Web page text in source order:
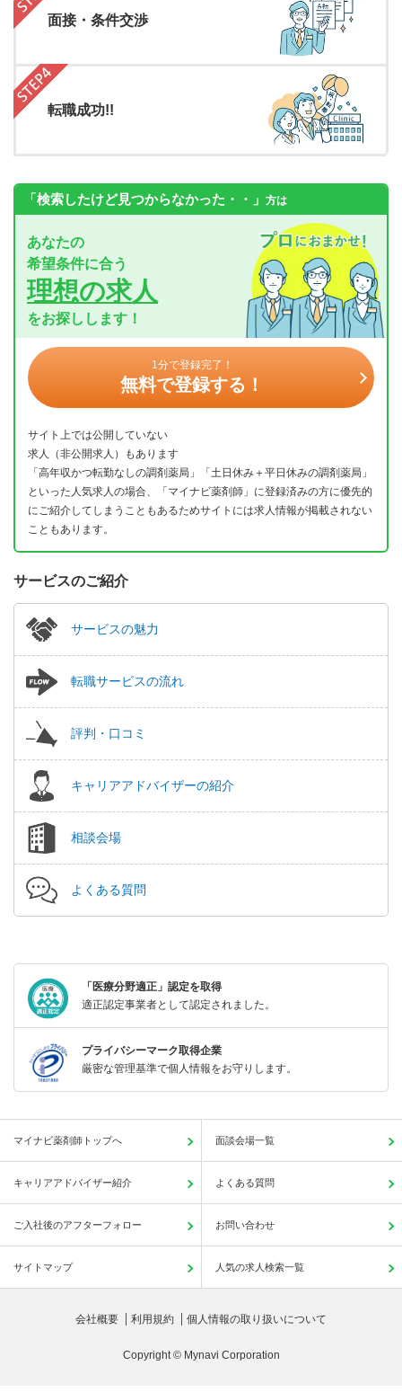
面接・条件交渉
転職成功!!
「検索したけど見つからなかった・・」 方は
あなたの
希望条件に合う
理想の求人
をお探しします！
1分で登録完了！
無料で登録する！
サイト上では公開していない
求人（非公開求人）もあります
「高年収かつ転勤なしの調剤薬局」「土日休み＋平日休みの調剤薬局」
といった人気求人の場合、「マイナビ薬剤師」に登録済みの方に優先的
にご紹介してしまうこともあるためサイトには求人情報が掲載されない
こともあります。
サービスのご紹介
サービスの魅力
転職サービスの流れ
評判・口コミ
キャリアアドバイザーの紹介
相談会場
よくある質問
「医療分野適正」認定を取得
適正認定事業者として認定されました。
プライバシーマーク取得企業
厳密な管理基準で個人情報をお守りします。
マイナビ薬剤師トップへ 面談会場一覧
キャリアアドバイザー紹介 よくある質問
ご入社後のアフターフォロー お問い合わせ
サイトマップ 人気の求人検索一覧
会社概要 利用規約 個人情報の取り扱いについて
Copyright © Mynavi Corporation